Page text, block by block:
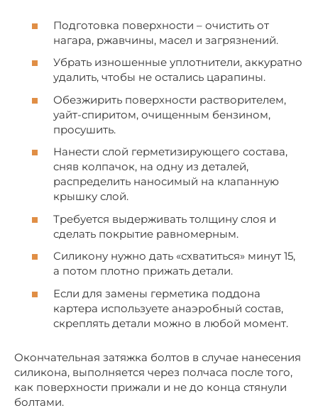
Подготовка поверхности – очистить от
нагара, ржавчины, масел и загрязнений.
Убрать изношенные уплотнители, аккуратно
удалить, чтобы не остались царапины.
Обезжирить поверхности растворителем,
уайт-спиритом, очищенным бензином,
просушить.
Нанести слой герметизирующего состава,
сняв колпачок, на одну из деталей,
распределить наносимый на клапанную
крышку слой.
Требуется выдерживать толщину слоя и
сделать покрытие равномерным.
Силикону нужно дать «схватиться» минут 15,
а потом плотно прижать детали.
Если для замены герметика поддона
картера используете анаэробный состав,
скреплять детали можно в любой момент.
Окончательная затяжка болтов в случае нанесения
силикона, выполняется через полчаса после того,
как поверхности прижали и не до конца стянули
болтами.